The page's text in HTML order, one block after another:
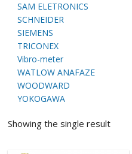
SAM ELETRONICS
SCHNEIDER
SIEMENS
TRICONEX
Vibro-meter
WATLOW ANAFAZE
WOODWARD
YOKOGAWA
Showing the single result